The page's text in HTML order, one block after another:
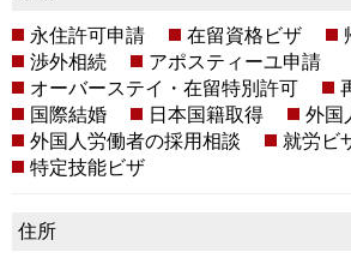
永住許可申請 在留資格ビザ
渉外相続
アポスティーユ申請
オーバーステイ・在留特別許可
国際結婚
日本国籍取得
外国
外国人労働者の採用相談
就労ビ
特定技能ビザ
住所